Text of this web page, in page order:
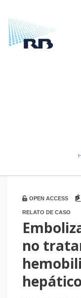
OPEN ACCESS
RELATO DE CASO
no